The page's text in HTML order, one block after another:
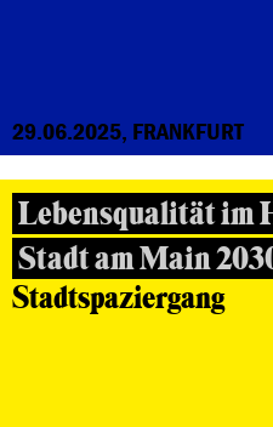
29.06.2025, FRANKFURT
Lebensqualität im
Stadt am Main
Stadtspaziergang